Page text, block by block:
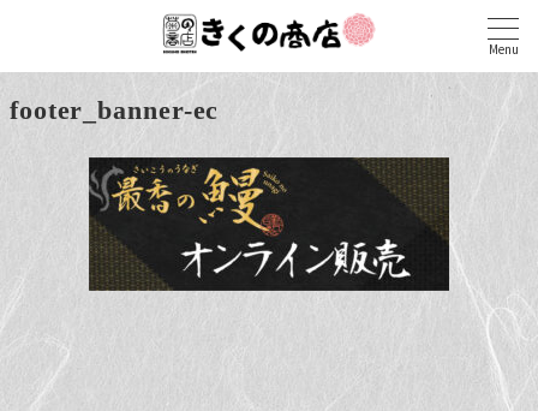
Menu
footer_banner-ec